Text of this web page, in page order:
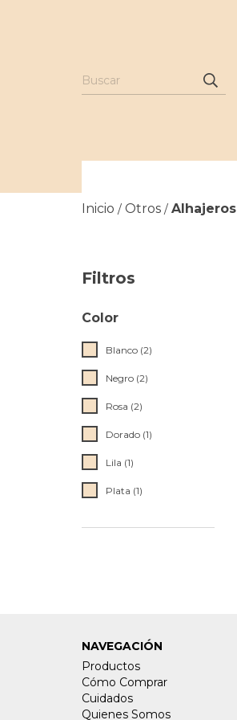
Inicio / Otros / Alhajeros
Filtros
Color
Blanco (2)
Negro (2)
Rosa (2)
Dorado (1)
Lila (1)
Plata (1)
NAVEGACIÓN
Productos
Cómo Comprar
Cuidados
Quienes Somos